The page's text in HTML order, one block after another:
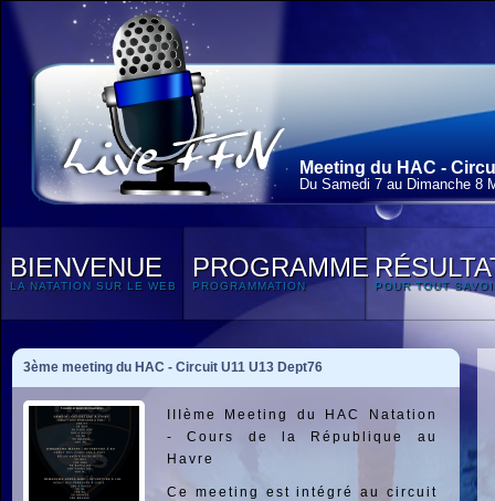
Meeting du HAC -
Du Samedi 7 au Dimanche 8
BIENVENUE
LA NATATION SUR LE WEB
PROGRAMME
PROGRAMMATION POUR TOUT
3ème meeting du HAC - Circuit U11 U13 Dept76
IIIème Meeting du HAC Natation
- Cours de la République au
Havre
Ce meeting est intégré au circuit